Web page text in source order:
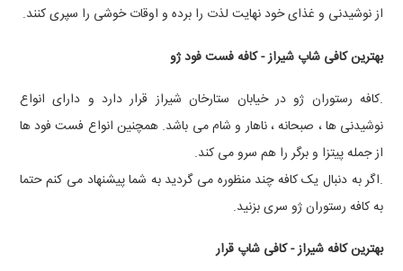
از نوشیدنی و غذای خود نهایت لذت را برده و اوقات خوشی را سپری کنند.
بهترین کافی شاپ شیراز - کافه فست فود ژو
.کافه رستوران ژو در خیابان ستارخان شیراز قرار دارد و دارای انواع
نوشیدنی ها ، صبحانه ، ناهار و شام می باشد. همچنین انواع فست فود ها
از جمله پیتزا و برگر را هم سرو می کند.
.اگر به دنبال یک کافه چند منظوره می گردید به شما پیشنهاد می کنم حتما
به کافه رستوران ژو سری بزنید.
بهترین کافه شیراز - کافی شاپ قرار